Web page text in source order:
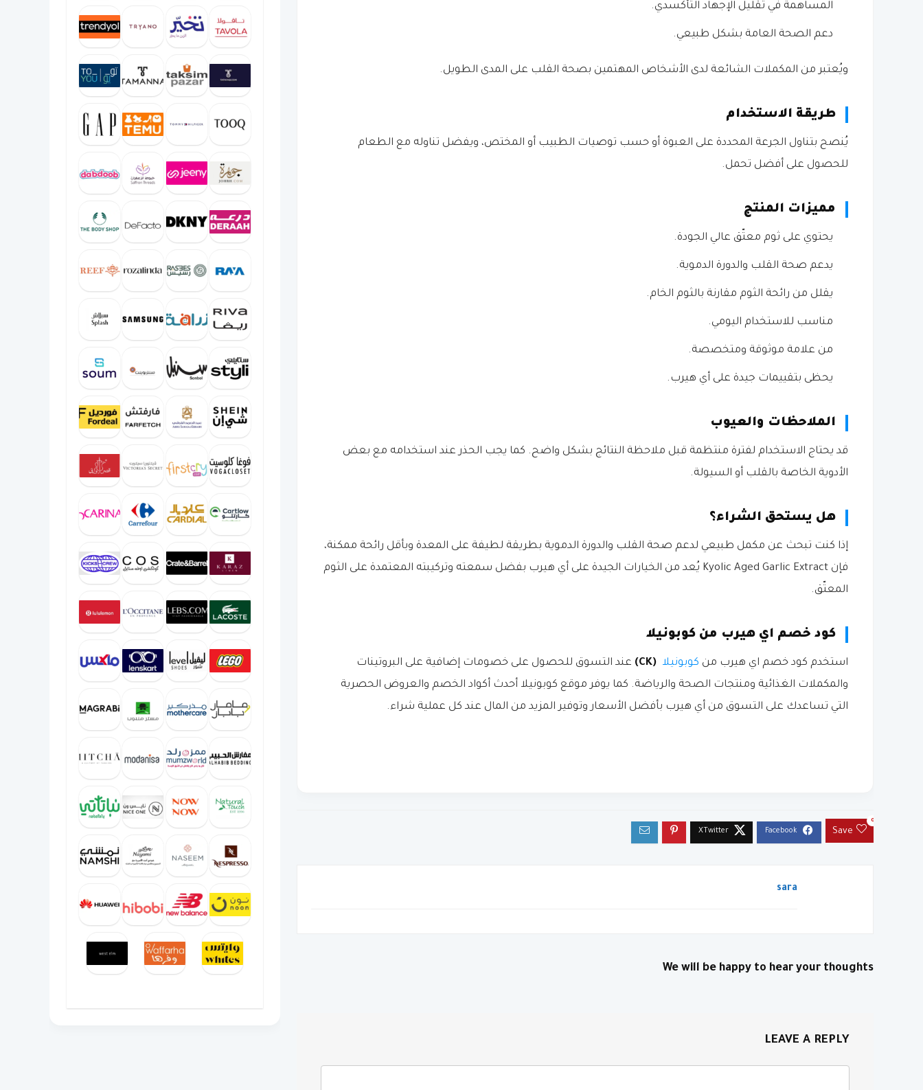
المساهمة في تقليل الإجهاد التأكسدي.
دعم الصحة العامة بشكل طبيعي.
ويُعتبر من المكملات الشائعة لدى الأشخاص المهتمين بصحة القلب على المدى الطويل.
طريقة الاستخدام
يُنصح بتناول الجرعة المحددة على العبوة أو حسب توصيات الطبيب أو المختص، ويفضل تناوله مع الطعام
للحصول على أفضل تحمل.
مميزات المنتج
يحتوي على ثوم معتّق عالي الجودة.
يدعم صحة القلب والدورة الدموية.
يقلل من رائحة الثوم مقارنة بالثوم الخام.
مناسب للاستخدام اليومي.
من علامة موثوقة ومتخصصة.
يحظى بتقييمات جيدة على أي هيرب.
الملاحظات والعيوب
قد يحتاج الاستخدام لفترة منتظمة قبل ملاحظة النتائج بشكل واضح. كما يجب الحذر عند استخدامه مع بعض
الأدوية الخاصة بالقلب أو السيولة.
هل يستحق الشراء؟
إذا كنت تبحث عن مكمل طبيعي لدعم صحة القلب والدورة الدموية بطريقة لطيفة على المعدة وبأقل رائحة ممكنة،
فإن Kyolic Aged Garlic Extract يُعد من الخيارات الجيدة على أي هيرب بفضل سمعته وتركيبته المعتمدة على الثوم
المعتّق.
كود خصم اي هيرب من كوبونيلا
استخدم كود خصم اي هيرب من كوبونيلا (CK)
عند التسوق للحصول على خصومات إضافية على البروتينات
والمكملات الغذائية ومنتجات الصحة والرياضة. كما يوفر موقع كوبونيلا أحدث أكواد الخصم والعروض الحصرية
التي تساعدك على التسوق من أي هيرب بأفضل الأسعار وتوفير المزيد من المال عند كل عملية شراء.
Save
0
sara
We will be happy to hear your thoughts
LEAVE A REPLY